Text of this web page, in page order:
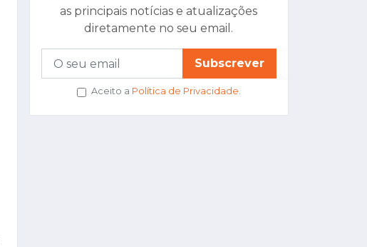
as principais notícias e atualizações
diretamente no seu email.
Subscrever
Aceito a Política de Privacidade.